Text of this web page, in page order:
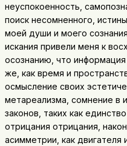
неуспокоенность,
поиск несомненного,
моей души и моего
искания привели меня к
осознанию, что
же, как время и
осмысление своих
метареализма, сомнение в
законов, таких как
отрицания отрицания,
асимметрии, как двигателя